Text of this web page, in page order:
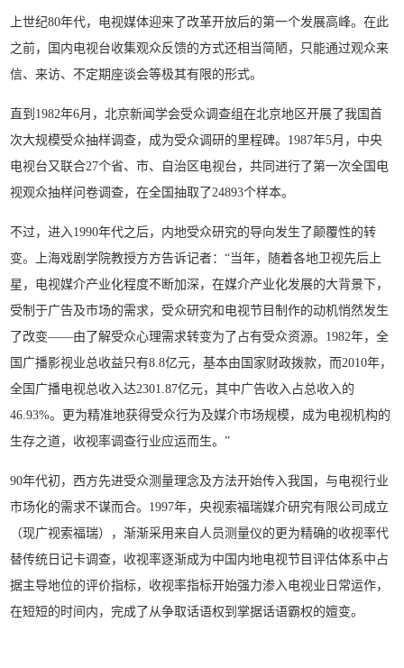
上世纪80年代，电视媒体迎来了改革开放后的第一个发展高峰。在此
之前，国内电视台收集观众反馈的方式还相当简陋，只能通过观众来
信、来访、不定期座谈会等极其有限的形式。
直到1982年6月，北京新闻学会受众调查组在北京地区开展了我国首
次大规模受众抽样调查，成为受众调研的里程碑。1987年5月，中央
电视台又联合27个省、市、自治区电视台，共同进行了第一次全国电
视观众抽样问卷调查，在全国抽取了24893个样本。
不过，进入1990年代之后，内地受众研究的导向发生了颠覆性的转
变。上海戏剧学院教授方方告诉记者：“当年，随着各地卫视先后上
星，电视媒介产业化程度不断加深，在媒介产业化发展的大背景下，
受制于广告及市场的需求，受众研究和电视节目制作的动机悄然发生
了改变——由了解受众心理需求转变为了占有受众资源。1982年，全
国广播影视业总收益只有8.8亿元，基本由国家财政拨款，而2010年，
全国广播电视总收入达2301.87亿元，其中广告收入占总收入的
46.93%。更为精准地获得受众行为及媒介市场规模，成为电视机构的
生存之道，收视率调查行业应运而生。”
90年代初，西方先进受众测量理念及方法开始传入我国，与电视行业
市场化的需求不谋而合。1997年，央视索福瑞媒介研究有限公司成立
（现广视索福瑞），渐渐采用来自人员测量仪的更为精确的收视率代
替传统日记卡调查，收视率逐渐成为中国内地电视节目评估体系中占
据主导地位的评价指标，收视率指标开始强力渗入电视业日常运作，
在短短的时间内，完成了从争取话语权到掌据话语霸权的嬗变。